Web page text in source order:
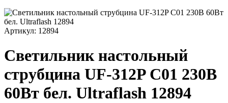
Артикул: 12894
Светильник настольный
струбцина UF-312P С01 230В
60Вт бел. Ultraflash 12894